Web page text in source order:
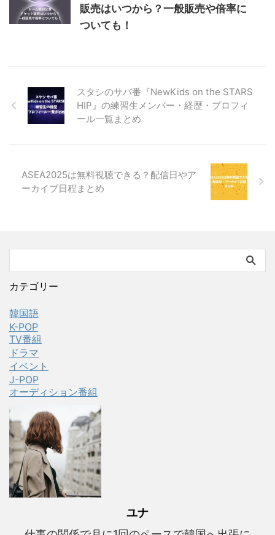
販売はいつから？一般販売や倍率に
ついても！
スタシのサバ番『NewKids on the STARS
HIP』の練習生メンバー・経歴・プロフィ
ール一覧まとめ
ASEA2025は無料視聴できる？配信日やア
ーカイブ日程まとめ
カテゴリー
韓国語
K-POP
TV番組
ドラマ
イベント
J-POP
オーディション番組
ユナ